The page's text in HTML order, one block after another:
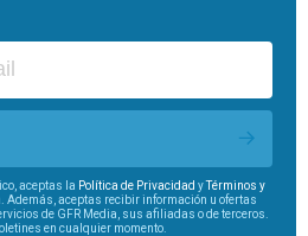
aceptas la Política de Privacidad yTérminos y
Además, aceptas recibir información u ofertas
de GFR Media, sus afiliadas o de terceros.
en cualquier momento.